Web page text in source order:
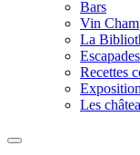
Bars
Vin
La
Escapades
Recettes
Les